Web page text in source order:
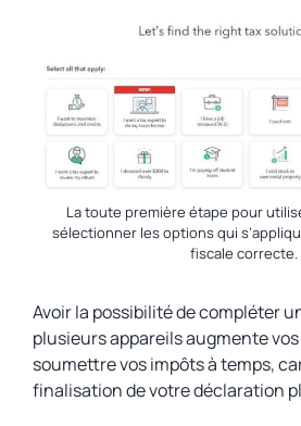
La toute première étape pour
sélectionner les options qui
fiscale correcte.
Avoir la possibilité de compléter
plusieurs appareils augmente
soumettre vos impôts à temps,
finalisation de votre déclaration